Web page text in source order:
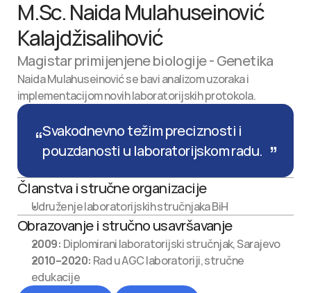
M.Sc. Naida Mulahuseinović
Kalajdžisalihović
Magistar primijenjene biologije - Genetika
Naida Mulahuseinović se bavi analizom uzoraka i
implementacijom novih laboratorijskih protokola.
“Svakodnevno težim preciznosti i
pouzdanosti u laboratorijskom radu. „
Članstva i stručne organizacije
Udruženje laboratorijskih stručnjaka BiH
Obrazovanje i stručno usavršavanje
2009: Diplomirani laboratorijski stručnjak, Sarajevo
2010–2020: Rad u AGC laboratoriji, stručne
edukacije